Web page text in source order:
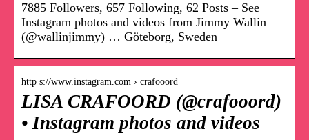
7885 Followers, 657 Following, 62 Posts – See
Instagram photos and videos from Jimmy Wallin
(@wallinjimmy) … Göteborg, Sweden
http s://www.instagram.com › crafooord
LISA CRAFOORD (@crafooord)
• Instagram photos and videos